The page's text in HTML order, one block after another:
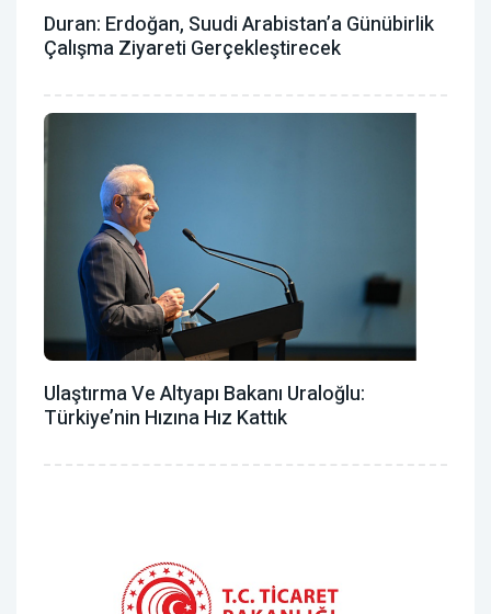
Duran: Erdoğan, Suudi Arabistan’a Günübirlik
Çalışma Ziyareti Gerçekleştirecek
Ulaştırma Ve Altyapı Bakanı Uraloğlu:
Türkiye’nin Hızına Hız Kattık